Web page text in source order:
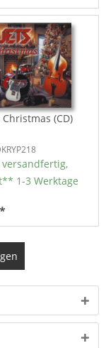
Christmas (CD)
1-3 Werktage